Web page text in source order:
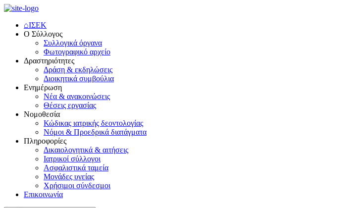
⌂ΙΣΕΚ
Ο Σύλλογος
Συλλογικά όργανα
Φωτογραφικό αρχείο
Δραστηριότητες
Δράση & εκδηλώσεις
Διοικητικά συμβούλια
Ενημέρωση
Νέα & ανακοινώσεις
Θέσεις εργασίας
Νομοθεσία
Κώδικας ιατρικής δεοντολογίας
Νόμοι & Προεδρικά διατάγματα
Πληροφορίες
Δικαιολογητικά & αιτήσεις
Ιατρικοί σύλλογοι
Ασφαλιστικά ταμεία
Μονάδες υγείας
Χρήσιμοι σύνδεσμοι
Επικοινωνία